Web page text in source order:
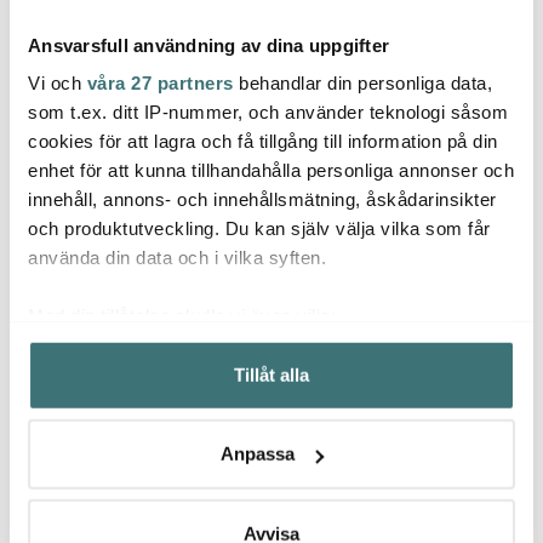
Ansvarsfull användning av dina uppgifter
Vi och våra 27 partners behandlar din personliga data,
som t.ex. ditt IP-nummer, och använder teknologi såsom
cookies för att lagra och få tillgång till information på din
enhet för att kunna tillhandahålla personliga annonser och
innehåll, annons- och innehållsmätning, åskådarinsikter
och produktutveckling. Du kan själv välja vilka som får
använda din data och i vilka syften.
Samla in information om din geografiska plats som
kan ha en noggrannhet på upp till flera meter
Identifiera din enhet genom att aktivt skanna den för
Ta reda på mer om hur dina personliga uppgifter
Du kan ändra eller dra tillbaka ditt samtycke när som
Tillåt alla
Anpassa
Avvisa
Sagaform
Nature Ostkupa
Ekknopp
649 kr
Sagaform
Sten mortel 11 cm beige
379 kr
Låt dig inspireras av våra kunder